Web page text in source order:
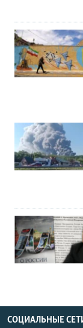
СОЦИАЛЬНЫЕ